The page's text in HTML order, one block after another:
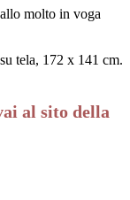
molto in voga
tela, 172 x 141 cm.
al sito della